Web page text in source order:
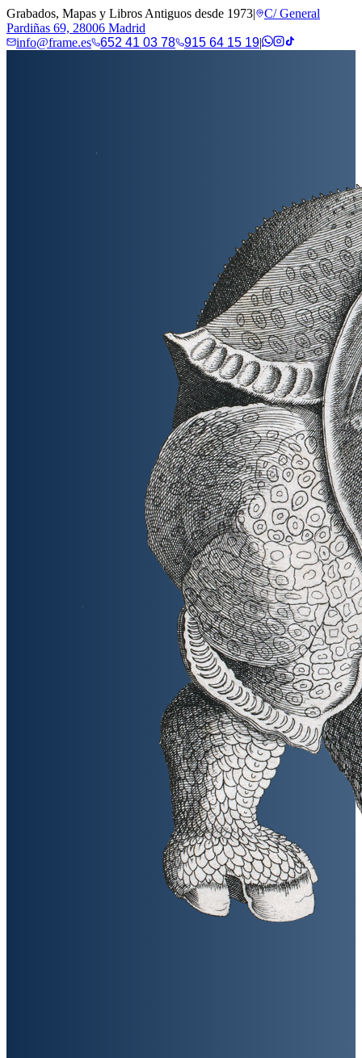
Grabados, Mapas y Libros Antiguos desde 1973|
C/ General
Pardiñas 69, 28006 Madrid
info@frame.es
652 41 03 78 915 64 15 19|